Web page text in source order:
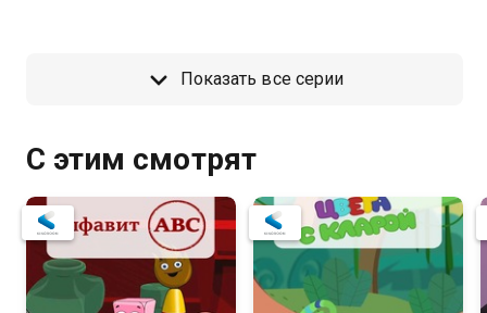
Показать все серии
С этим смотрят